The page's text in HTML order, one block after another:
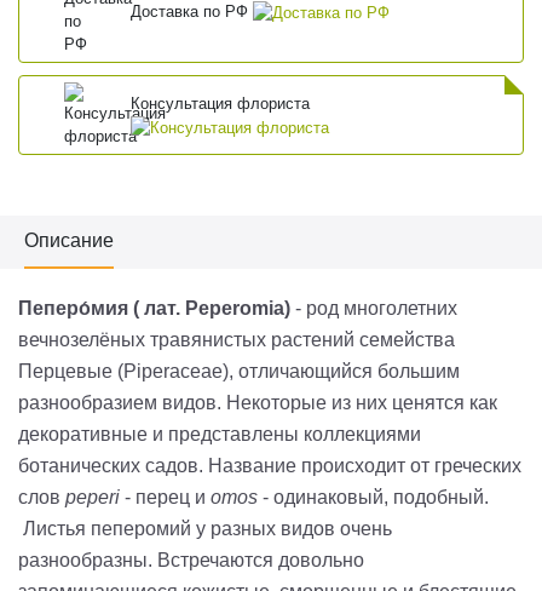
Доставка по РФ
Консультация флориста
Описание
Пеперо́мия ( лат. Peperomia) - род многолетних
вечнозелёных травянистых растений семейства
Перцевые (Piperaceae), отличающийся большим
разнообразием видов. Некоторые из них ценятся как
декоративные и представлены коллекциями
ботанических садов. Название происходит от греческих
слов peperi - перец и omos - одинаковый, подобный.
Листья пеперомий у разных видов очень
разнообразны. Встречаются довольно